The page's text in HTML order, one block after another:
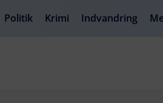
Politik Krimi Indvandring